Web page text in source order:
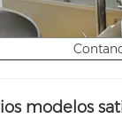
modelos